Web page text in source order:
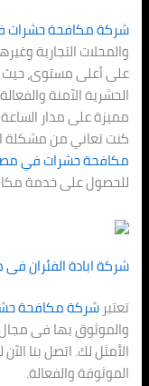
شركة مكافحة حشرات
والمحلات التجارية
على أعلى مستوى، حيث
الحشرية الآمنة
مميزة على مدار الساعة
كنت تعاني من مشكلة
مكافحة حشرات في
للحصول على خدمة
شركة ابادة الفئران
تعتبرشركة مكافحة
والموثوق بها فى
الأمثل لك. اتصل بنا
الموثوقة والفعالة.